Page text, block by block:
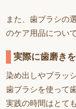
また、歯ブラシの
のケア用品につい
実際に歯磨き
染め出しやブラッ
歯ブラシを使って
実践の時間はとて